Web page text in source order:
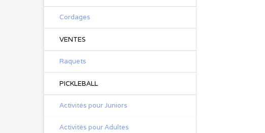
Cordages
VENTES
Raquets
PICKLEBALL
Activités pour Juniors
Activités pour Adultes